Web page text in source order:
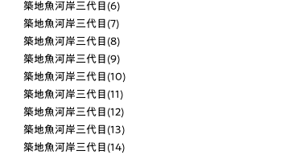
築地魚河岸三代目(6)
築地魚河岸三代目(7)
築地魚河岸三代目(8)
築地魚河岸三代目(9)
築地魚河岸三代目(10)
築地魚河岸三代目(11)
築地魚河岸三代目(12)
築地魚河岸三代目(13)
築地魚河岸三代目(14)